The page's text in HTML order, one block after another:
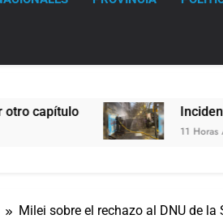
Incidentes
11 Horas Atrás
Milei sobre el rechazo al DNU de